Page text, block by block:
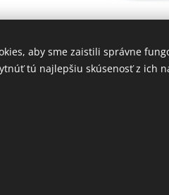
aby sme zaistili správne
tú najlepšiu skúsenosť z ich